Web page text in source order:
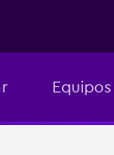
Equipos